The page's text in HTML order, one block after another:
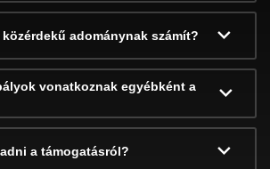
adománynak számít?
vonatkoznak egyébként a
a támogatásról?